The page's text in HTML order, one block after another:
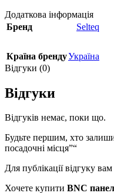
Додаткова інформація
Бренд
Selteq
Країна брендуУкраїна
Відгуки (0)
Відгуки
Відгуків немає, поки що.
Будьте першим, хто
посадочні місця”“
Для публікації відгуку
Хочете купити BNC